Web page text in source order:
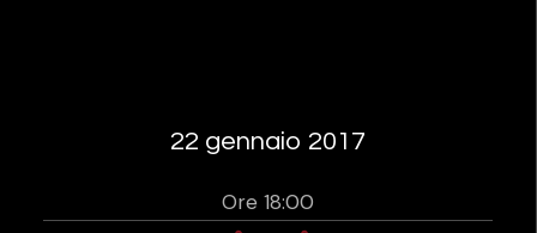
22 gennaio 2017
Ore 18:00